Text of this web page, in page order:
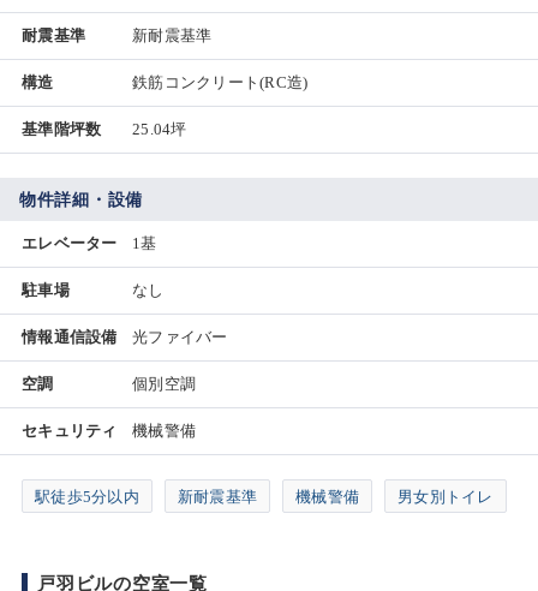
耐震基準 新耐震基準
構造 鉄筋コンクリート(RC造)
基準階坪数 25.04坪
物件詳細・設備
エレベーター 1基
駐車場 なし
情報通信設備 光ファイバー
空調 個別空調
セキュリティ 機械警備
駅徒歩5分以内 新耐震基準 機械警備 男女別トイレ
戸羽ビルの空室一覧